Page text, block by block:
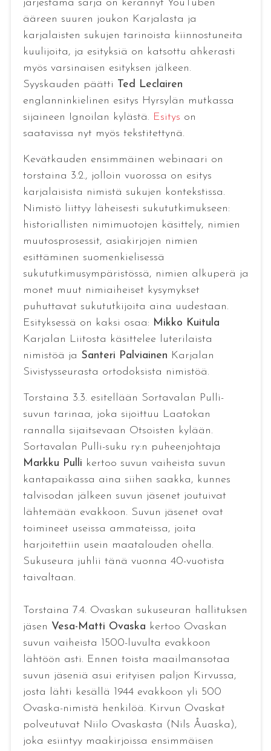
järjestämä sarja on kerännyt YouTuben
ääreen suuren joukon Karjalasta ja
karjalaisten sukujen tarinoista kiinnostuneita
kuulijoita, ja esityksiä on katsottu ahkerasti
myös varsinaisen esityksen jälkeen.
Syyskauden päätti Ted Leclairen
englanninkielinen esitys Hyrsylän mutkassa
sijaineen Ignoilan kylästä. Esitys on
saatavissa nyt myös tekstitettynä.
Kevätkauden ensimmäinen webinaari on
torstaina 3.2., jolloin vuorossa on esitys
karjalaisista nimistä sukujen kontekstissa.
Nimistö liittyy läheisesti sukututkimukseen:
historiallisten nimimuotojen käsittely, nimien
muutosprosessit, asiakirjojen nimien
esittäminen suomenkielisessä
sukututkimusympäristössä, nimien alkuperä ja
monet muut nimiaiheiset kysymykset
puhuttavat sukututkijoita aina uudestaan.
Esityksessä on kaksi osaa: Mikko Kuitula
Karjalan Liitosta käsittelee luterilaista
nimistöä ja Santeri Palviainen Karjalan
Sivistysseurasta ortodoksista nimistöä.
Torstaina 3.3. esitellään Sortavalan Pulli-
suvun tarinaa, joka sijoittuu Laatokan
rannalla sijaitsevaan Otsoisten kylään.
Sortavalan Pulli-suku ry:n puheenjohtaja
Markku Pulli kertoo suvun vaiheista suvun
kantapaikassa aina siihen saakka, kunnes
talvisodan jälkeen suvun jäsenet joutuivat
lähtemään evakkoon. Suvun jäsenet ovat
toimineet useissa ammateissa, joita
harjoitettiin usein maatalouden ohella.
Sukuseura juhlii tänä vuonna 40-vuotista
taivaltaan.
Torstaina 7.4. Ovaskan sukuseuran hallituksen
jäsen Vesa-Matti Ovaska kertoo Ovaskan
suvun vaiheista 1500-luvulta evakkoon
lähtöön asti. Ennen toista maailmansotaa
suvun jäseniä asui erityisen paljon Kirvussa,
josta lähti kesällä 1944 evakkoon yli 500
Ovaska-nimistä henkilöä. Kirvun Ovaskat
polveutuvat Niilo Ovaskasta (Nils Åuaska),
joka esiintyy maakirjoissa ensimmäisen